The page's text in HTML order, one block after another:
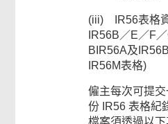
(iii) IR56表格
IR56B／E／F
BIR56A及
IR56M表格)
僱主每次可提
份 IR56 表格紀
檔案須透過以下